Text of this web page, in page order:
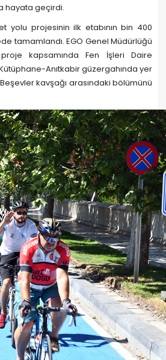
hayata geçirdi.
yolu projesinin ilk etabının bin 400
tamamlandı. EGO Genel Müdürlüğü
kapsamında Fen İşleri Daire
Anıtkabir güzergahında yer
kavşağı arasındaki bölümünü